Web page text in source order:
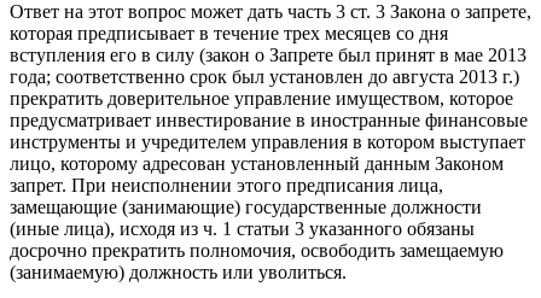
Ответ на этот вопрос может дать часть 3 ст. 3 Закона о запрете,
которая предписывает в течение трех месяцев со дня
вступления его в силу (закон о Запрете был принят в мае 2013
года; соответственно срок был установлен до августа 2013 г.)
прекратить доверительное управление имуществом, которое
предусматривает инвестирование в иностранные финансовые
инструменты и учредителем управления в котором выступает
лицо, которому адресован установленный данным Законом
запрет. При неисполнении этого предписания лица,
замещающие (занимающие) государственные должности
(иные лица), исходя из ч. 1 статьи 3 указанного обязаны
досрочно прекратить полномочия, освободить замещаемую
(занимаемую) должность или уволиться.